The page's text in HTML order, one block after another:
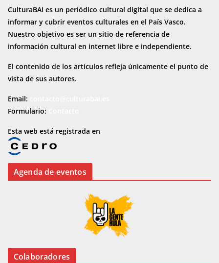
CulturaBAI es un periódico cultural digital que se dedica a
informar y cubrir eventos culturales en el País Vasco.
Nuestro objetivo es ser un sitio de referencia de
información cultural en internet libre e independiente.
El contenido de los artículos refleja únicamente el punto de
vista de sus autores.
Email:
Formulario:
Esta web está registrada en
Agenda de eventos
Colaboradores